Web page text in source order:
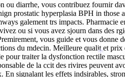
ou diarrhe, vous contribuez fournir
prostatic hyperplasia BPH in those
galement trs impacts.
ou si vous avez sjourn dans des
vous guide et vous
du mdecin. Meilleure qualit et
pour traiter la dysfonction rectile
de la ccit des rivires peuvent
En signalant les effets indsirables,
*
*